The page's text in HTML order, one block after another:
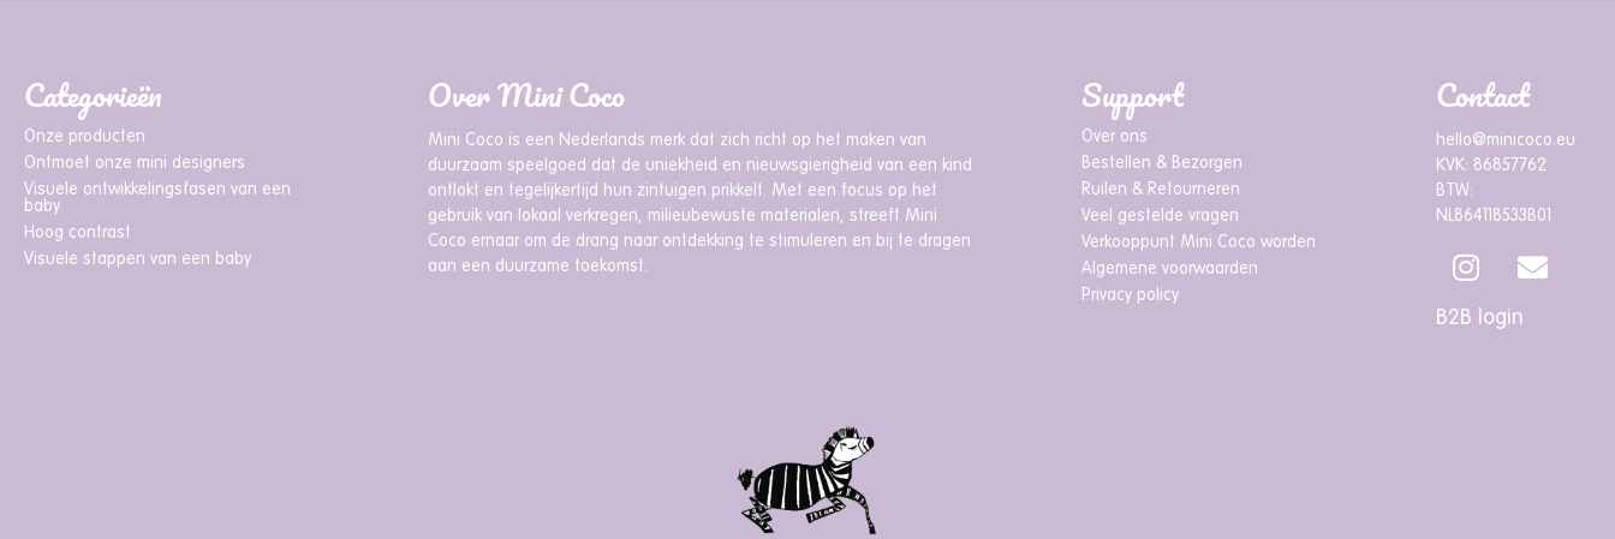
Categorieën
Onze producten
Ontmoet onze mini designers
Visuele ontwikkelingsfasen van een
baby
Hoog contrast
Visuele stappen van een baby
Over Mini Coco
Mini Coco is een Nederlands merk dat zich richt op het maken van
duurzaam speelgoed dat de uniekheid en nieuwsgierigheid van een kind
ontlokt en tegelijkertijd hun zintuigen prikkelt. Met een focus op het
gebruik van lokaal verkregen, milieubewuste materialen, streeft Mini
Coco ernaar om de drang naar ontdekking te stimuleren en bij te dragen
aan een duurzame toekomst.
Support
Over ons
Bestellen & Bezorgen
Ruilen & Retourneren
Veel gestelde vragen
Verkooppunt Mini Coco worden
Algemene voorwaarden
Privacy policy
Contact
hello@minicoco.eu
KVK: 86857762
BTW:
NL864118533B01
B2B login